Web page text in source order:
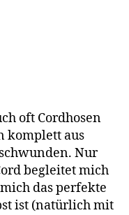
oft Cordhosen
komplett aus
Nur
begleitet mich
das perfekte
ist (natürlich mit